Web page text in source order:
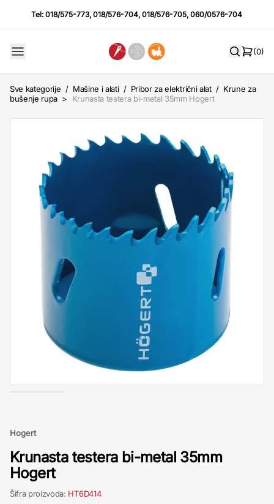
Tel:018/575-773,018/576-704,018/576-705,060/0576-704
(0)
Sve kategorije / Mašine i alati / Pribor za električni alat / Krune za
bušenje rupa > Krunasta testera bi-metal 35mm Hogert
Hogert
Krunasta testera bi-metal 35mm
Hogert
Šifra proizvoda: HT6D414